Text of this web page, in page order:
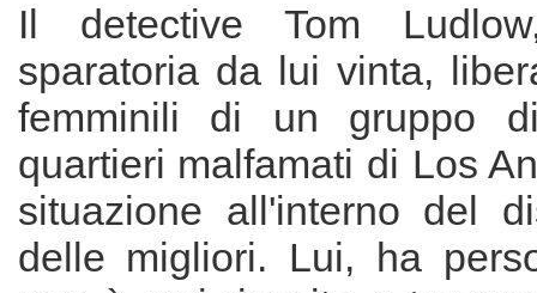
Il detective Tom
sparatoria da lui vinta,
femminili di un gruppo
quartieri malfamati di Los
situazione all'interno del
delle migliori. Lui, ha